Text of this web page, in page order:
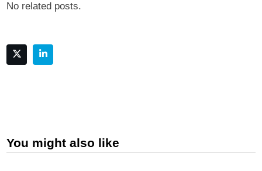
No related posts.
You might also like